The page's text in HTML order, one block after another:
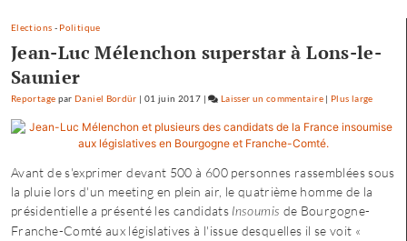
Elections - Politique
Jean-Luc Mélenchon superstar à Lons-le-
Saunier
Reportage par Daniel Bordür 01 juin 2017 | Laisser un commentaireon
enfance
Besançon
:
«
une
| Plus large
Avant de s'exprimer devant 500 à 600 personnes rassemblées sous
la pluie lors d'un meeting en plein air, le quatrième homme de la
présidentielle a présenté les candidats Insoumis de Bourgogne-
Franche-Comté aux législatives à l'issue desquelles il se voit «